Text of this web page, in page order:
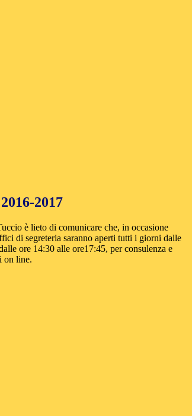
2017
è lieto di comunicare che, in occasione
di segreteria saranno aperti tutti i giorni dalle
ore 14:30 alle ore17:45, per consulenza e
on line.